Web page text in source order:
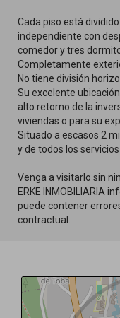
Cada piso está
independiente con
comedor y tres
Completamente
No tiene división
Su excelente
alto retorno de la
viviendas o para su
Situado a escasos 2
y de todos los
Venga a visitarlo sin
ERKE INMOBILIARIA
puede contener
contractual.